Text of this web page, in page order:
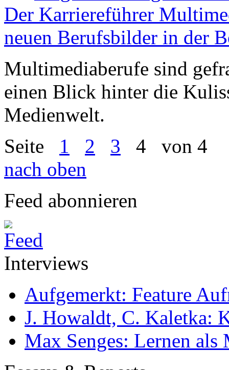
Der Karriereführer
neuen Berufsbilder in der
Multimediaberufe sind
einen Blick hinter die
Medienwelt.
Seite 1 2 3 4 von 4
nach oben
Feed abonnieren
Interviews
Aufgemerkt: Feature
J. Howaldt, C. Kaletka:
Max Senges: Lernen als